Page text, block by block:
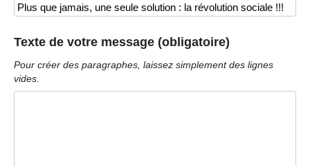
Texte de votre message (obligatoire)
Pour créer des paragraphes, laissez simplement des lignes
vides.